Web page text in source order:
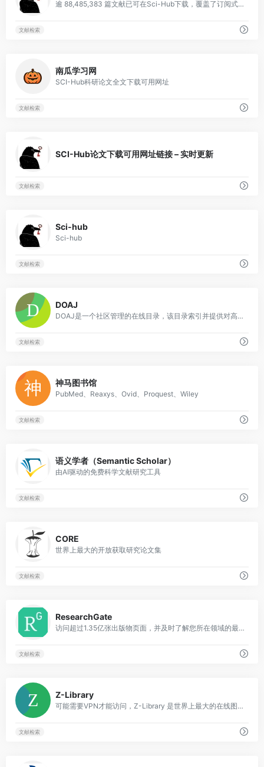
逾 88,485,383 篇文献已可在Sci-Hub下载，覆盖了订阅式期刊 85.1% 以上的已发表论文
文献检索
南瓜学习网
SCI-Hub科研论文全文下载可用网址
文献检索
SCI-Hub论文下载可用网址链接 – 实时更新
文献检索
Sci-hub
Sci-hub
文献检索
DOAJ
DOAJ是一个社区管理的在线目录，该目录索引并提供对高质量，开放访问，经同行评审的期刊的访问。所有DOAJ服务都是免费的，包括被索引。所有数据均可免费获得。
文献检索
神马图书馆
PubMed、Reaxys、Ovid、Proquest、Wiley
文献检索
语义学者（Semantic Scholar）
由AI驱动的免费科学文献研究工具
文献检索
CORE
世界上最大的开放获取研究论文集
文献检索
ResearchGate
访问超过1.35亿张出版物页面，并及时了解您所在领域的最新动态。
文献检索
Z-Library
可能需要VPN才能访问，Z-Library 是世界上最大的在线图书馆之一，它拥有超过6,640,000的书籍和80,760,000的文章。我们的目标是让每个人都能获得文学作品 今天& #40;March, 15th& #41;，我们又发起了一个募捐活动，以支持和发展这个项目.
文献检索